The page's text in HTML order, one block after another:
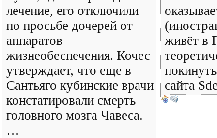
лечение, его отключили
по просьбе дочерей от
аппаратов
жизнеобеспечения. Кочес
утверждает, что еще в
Сантьяго кубинские врачи
констатировали смерть
головного мозга Чавеса.
…
живёт в
сайта